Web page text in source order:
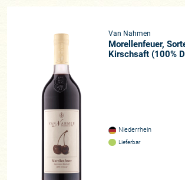
Van Nahmen
Morellenfeuer,
Kirschsaft (100%
Niederrhein
Lieferbar